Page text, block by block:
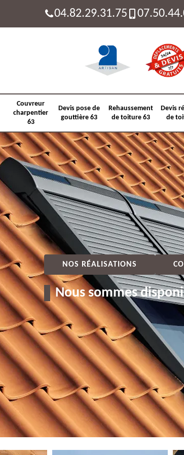
04.82.29.31.75
Couvreur
charpentier
63
Devis pose de
gouttière 63
Rehaussement
de toiture 63
Devis
de
NOS RÉALISATIONS
Nous sommes